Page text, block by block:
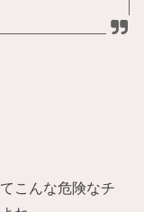
こんな危険なチ